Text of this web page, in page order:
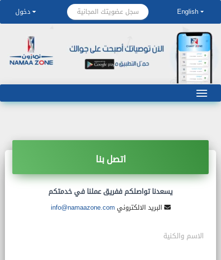
English سجل عضويتك المجانية دخول
اتصل بنا
يسعدنا تواصلكم ففريق عملنا في خدمتكم
البريد الالكتروني info@namaazone.com
الاسم والكنية